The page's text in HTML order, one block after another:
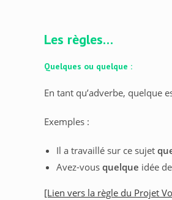
Les règles…
Quelques ou quelque :
En tant qu’adverbe, quelque
Exemples :
Il a travaillé sur ce sujet
Avez-vous quelque idée
[Lien vers la règle du Projet